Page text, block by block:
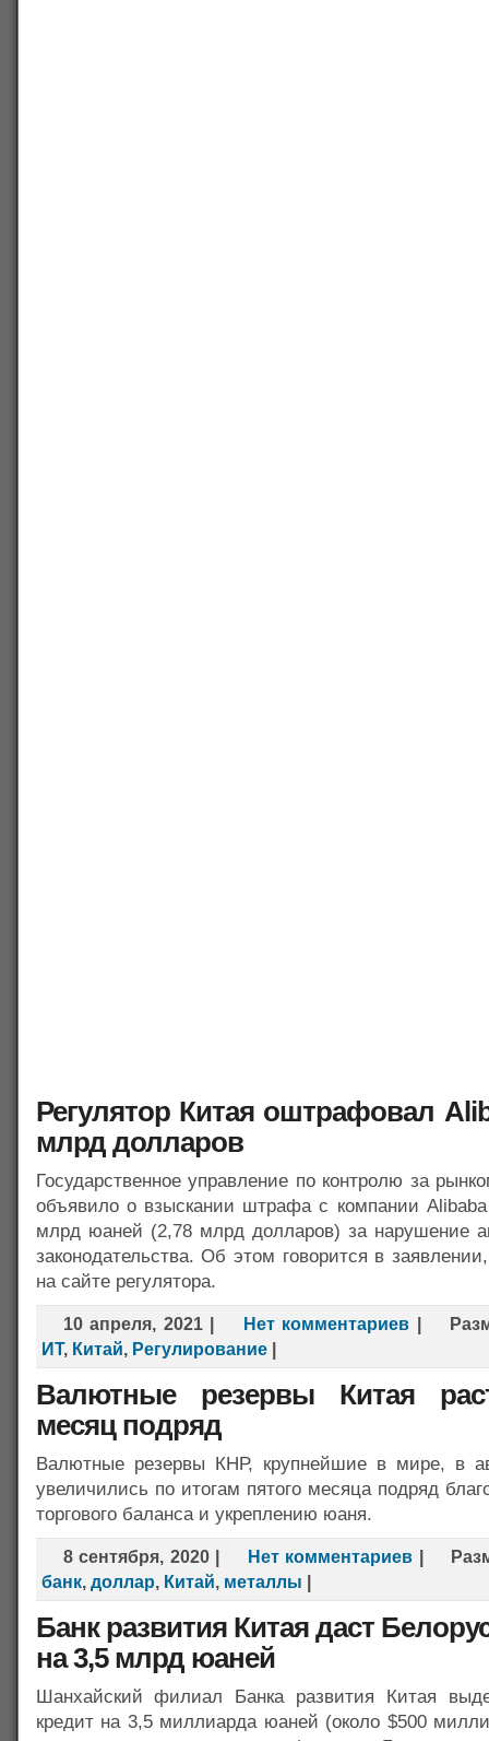
Регулятор Китая оштрафовал
млрд долларов
Государственное управление по контролю за
объявило о взыскании штрафа с компании
млрд юаней (2,78 млрд долларов) за нарушение
законодательства. Об этом говорится в
на сайте регулятора.
10 апреля, 2021| Нет комментариев
ИТ, Китай, Регулирование|
Валютные резервы Китая
месяц подряд
Валютные резервы КНР, крупнейшие в мире, в
увеличились по итогам пятого месяца подряд
торгового баланса и укреплению юаня.
8 сентября, 2020| Нет комментариев
банк, доллар, Китай, металлы
Банк развития Китая даст
на 3,5 млрд юаней
Шанхайский филиал Банка развития Китая
кредит на 3,5 миллиарда юаней (около $500